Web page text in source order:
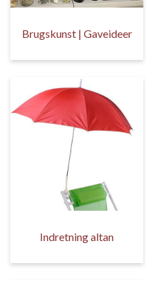
Brugskunst | Gaveideer
Indretning altan